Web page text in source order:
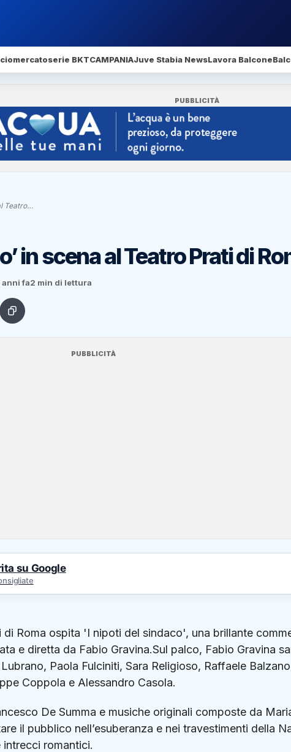
serie BKTCAMPANIAJuve Stabia NewsLavora Balcone
PUBBLICITÀ
Teatro…
in scena al Teatro Prati di
anni fa2 min di lettura
PUBBLICITÀ
su Google
di Roma ospita 'I nipoti del sindaco', una brillante
e diretta da Fabio Gravina.Sul palco, Fabio Gravina
Paola Fulciniti, Sara Religioso, Raffaele
Coppola e Alessandro Casola.
De Summa e musiche originali composte da
il pubblico nell’esuberanza e nei travestimenti della
romantici.